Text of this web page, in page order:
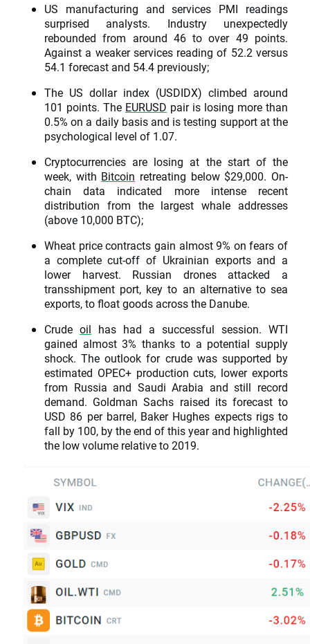
US manufacturing and services PMI readings
surprised analysts. Industry unexpectedly
rebounded from around 46 to over 49 points.
Against a weaker services reading of 52.2 versus
54.1 forecast and 54.4 previously;
The US dollar index (USDIDX) climbed around
101 points. The EURUSD pair is losing more than
0.5% on a daily basis and is testing support at the
psychological level of 1.07.
Cryptocurrencies are losing at the start of the
week, with Bitcoin retreating below $29,000. On-
chain data indicated more intense recent
distribution from the largest whale addresses
(above 10,000 BTC);
Wheat price contracts gain almost 9% on fears of
a complete cut-off of Ukrainian exports and a
lower harvest. Russian drones attacked a
transshipment port, key to an alternative to sea
exports, to float goods across the Danube.
Crude oil has had a successful session. WTI
gained almost 3% thanks to a potential supply
shock. The outlook for crude was supported by
estimated OPEC+ production cuts, lower exports
from Russia and Saudi Arabia and still record
demand. Goldman Sachs raised its forecast to
USD 86 per barrel, Baker Hughes expects rigs to
fall by 100, by the end of this year and highlighted
the low volume relative to 2019.